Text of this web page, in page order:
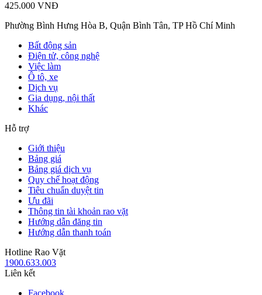
425.000 VNĐ
Phường Bình Hưng Hòa B, Quận Bình Tân, TP Hồ Chí Minh
Bất động sản
Điện tử, công nghệ
Việc làm
Ô tô, xe
Dịch vụ
Gia dụng, nội thất
Khác
Hỗ trợ
Giới thiệu
Bảng giá
Bảng giá dịch vụ
Quy chế hoạt động
Tiêu chuẩn duyệt tin
Ưu đãi
Thông tin tài khoản rao vặt
Hướng dẫn đăng tin
Hướng dẫn thanh toán
Hotline Rao Vặt
1900.633.003
Liên kết